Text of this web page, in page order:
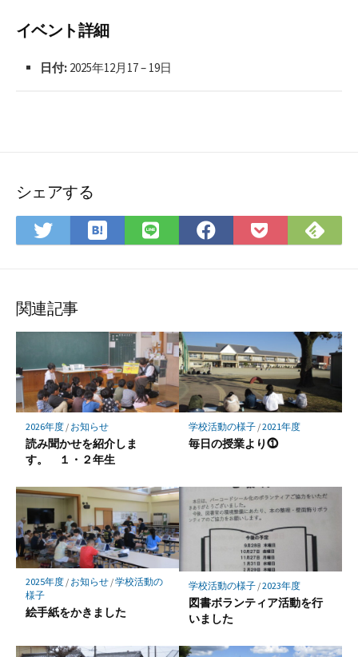
イベント詳細
日付: 2025年12月17– 19日
シェアする
Twitter
で
ア
は
て
マ
ー
ク
に
保
存
LINE
で
Facebook
で
Pocket
に
で
関連記事
2026年度/ お知らせ
読み聞かせを紹介しま
す。 １・２年生
学校活動の様子/2021年度
毎日の授業より⓵
2025年度/ お知らせ/学校活動の
様子
絵手紙をかきました
学校活動の様子/2023年度
図書ボランティア活動を行
いました